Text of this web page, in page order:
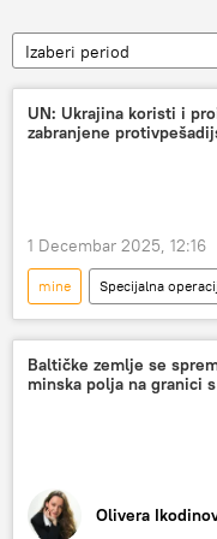
Izaberi period
UN: Ukrajina koristi i
zabranjene
1 Decembar 2025, 12:16
mine Specijalna
Specijalna vojna operacija
UN
Ukrajina
Baltičke zemlje se
minska polja na granici
Olivera